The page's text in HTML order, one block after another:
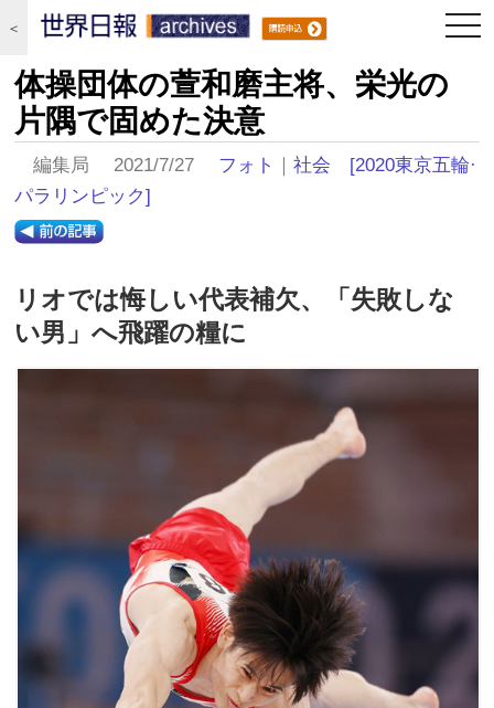
＜
体操団体の萱和磨主将、栄光の
片隅で固めた決意
編集局 2021/7/27 フォト ｜社会
[2020東京五輪·
パラリンピック]
リオでは悔しい代表補欠、「失敗しな
い男」へ飛躍の糧に